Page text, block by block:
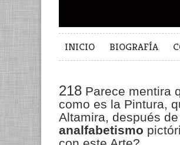
INICIO BIOGRAFÍA
218 Parece mentira
como es la Pintura,
Altamira, después
analfabetismo